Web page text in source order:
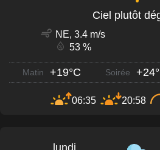
Ciel plutôt
NE, 3.4 m/s
53 %
Matin +19°C Soirée
06:35 20:58